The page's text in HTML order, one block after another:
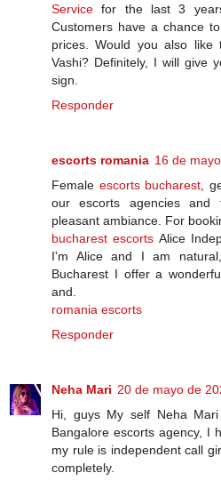
Service for the last 3
Customers have a chance
prices. Would you also
Vashi? Definitely, I will give
sign.
Responder
escorts romania 16 de
Female escorts bucharest ,
our escorts agencies and
pleasant ambiance. For
bucharest escorts Alice
I'm Alice and I am
Bucharest I offer a
and.
romania escorts
Responder
Neha Mari 20 de mayo de
Hi, guys My self Neha
Bangalore escorts agency, I
my rule is independent call
completely.